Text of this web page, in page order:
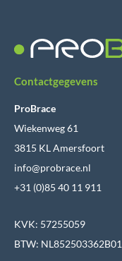
Contactgegevens
ProBrace
Wiekenweg 61
3815 KL Amersfoort
info@probrace.nl
+31 (0)85 40 11 911
KVK: 57255059
BTW: NL852503362B01